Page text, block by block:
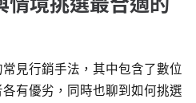
見行銷手法，其中包含了數位
有優劣，同時也聊到如何挑選